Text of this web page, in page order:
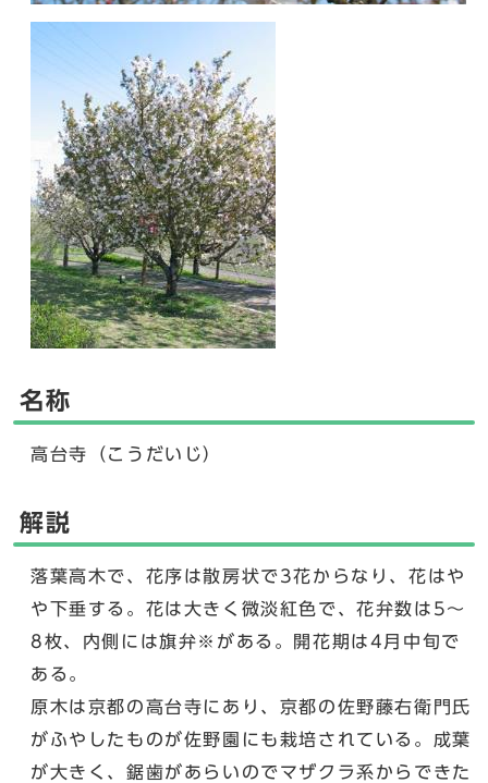
名称
高台寺（こうだいじ）
解説
落葉高木で、花序は散房状で3花からなり、花はや
や下垂する。花は大きく微淡紅色で、花弁数は5～
8枚、内側には旗弁※がある。開花期は4月中旬で
ある。
原木は京都の高台寺にあり、京都の佐野藤右衛門氏
がふやしたものが佐野園にも栽培されている。成葉
が大きく、鋸歯があらいのでマザクラ系からできた